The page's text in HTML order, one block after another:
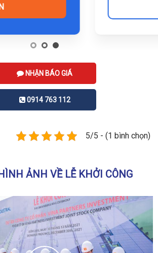
NHẬN BÁO GIÁ
0914 763 112
5/5 - (1 bình chọn)
ẢNH VỀ LỄ KHỞI CÔNG